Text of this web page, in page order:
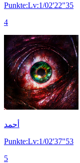
Punkte:Lv:1/02'22"35
4
أحمد
Punkte:Lv:1/02'37"53
5